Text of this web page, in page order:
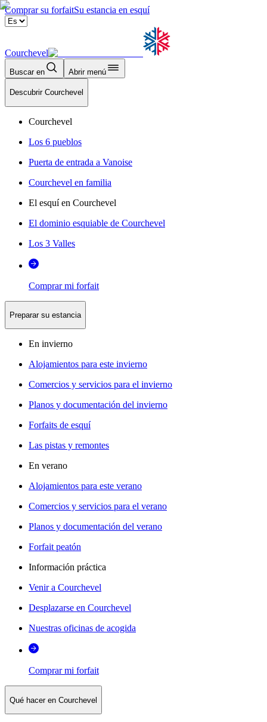
Comprar su forfaitSu estancia en esquí
Courchevel
Buscar en Abrir menú
Descubrir Courchevel
Courchevel
Los 6 pueblos
Puerta de entrada a Vanoise
Courchevel en familia
El esquí en Courchevel
El dominio esquiable de Courchevel
Los 3 Valles
Comprar mi forfait
Preparar su estancia
En invierno
Alojamientos para este invierno
Comercios y servicios para el invierno
Planos y documentación del invierno
Forfaits de esquí
Las pistas y remontes
En verano
Alojamientos para este verano
Comercios y servicios para el verano
Planos y documentación del verano
Forfait peatón
Información práctica
Venir a Courchevel
Desplazarse en Courchevel
Nuestras oficinas de acogida
Comprar mi forfait
Qué hacer en Courchevel